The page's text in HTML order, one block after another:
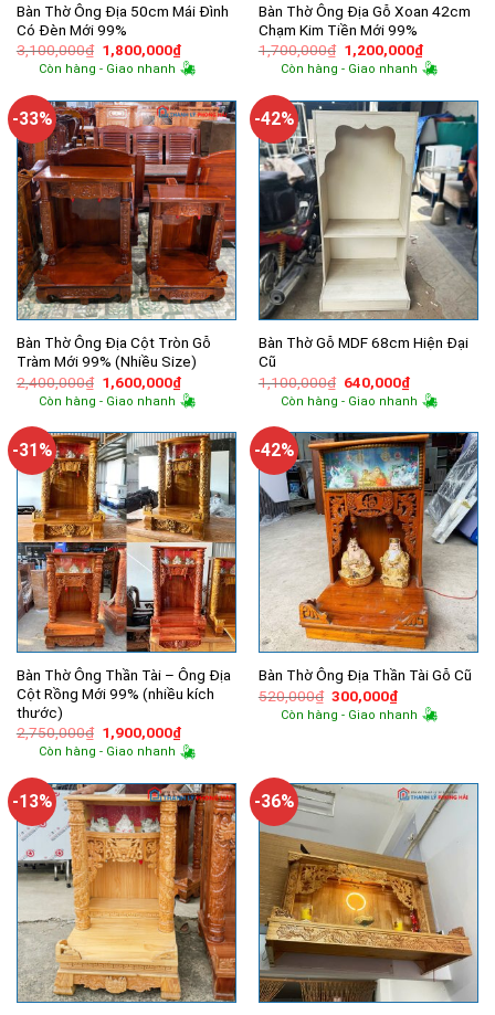
Bàn Thờ Ông Địa 50cm Mái Đình
Có Đèn Mới 99%
3,100,000₫ Giá
gốc
là:
1,800,000₫Giá
hiện
tại
1,800,000₫.
Còn hàng - Giao nhanh
Bàn Thờ Ông Địa Gỗ Xoan 42cm
Chạm Kim Tiền Mới 99%
1,700,000₫ Giá
gốc
là:
1,200,000₫Giá
hiện
tại
Còn hàng - Giao nhanh
-33%
Bàn Thờ Ông Địa Cột Tròn Gỗ
Tràm Mới 99% (Nhiều Size)
2,400,000₫ Giá
gốc
là:
1,600,000₫Giá
hiện
tại
1,600,000₫.
Còn hàng - Giao nhanh
-42%
Bàn Thờ Gỗ MDF 68cm Hiện Đại
Cũ
1,100,000₫ Giá
gốc
là:
640,000₫Giá
hiện
tại
640,000₫.
Còn hàng - Giao nhanh
-31%
Bàn Thờ Ông Thần Tài – Ông Địa
Cột Rồng Mới 99% (nhiều kích
thước)
2,750,000₫ Giá
gốc
là:
1,900,000₫Giá
hiện
tại
1,900,000₫.
Còn hàng - Giao nhanh
-42%
Bàn Thờ Ông Địa Thần Tài Gỗ Cũ
520,000₫ Giá
gốc
là:
300,000₫Giá
hiện
tại
Còn hàng - Giao nhanh
-13% -36%